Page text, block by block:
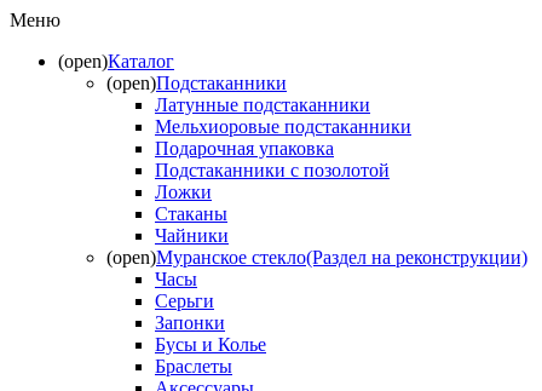
Меню
(open)Каталог
(open)Подстаканники
Латунные подстаканники
Мельхиоровые подстаканники
Подарочная упаковка
Подстаканники с позолотой
Ложки
Стаканы
Чайники
(open)Муранское стекло(Раздел на реконструкции)
Часы
Серьги
Запонки
Бусы и Колье
Браслеты